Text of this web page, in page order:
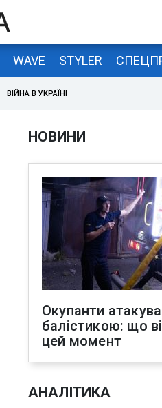
WAVE STYLER
ВІЙНА В УКРАЇНІ
НОВИНИ
Окупанти
балістикою: що
цей момент
АНАЛІТИКА